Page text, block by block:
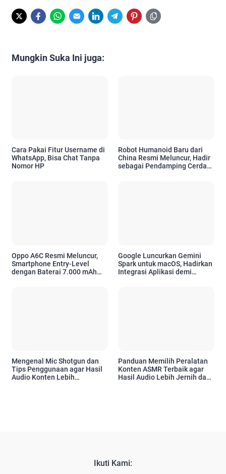
Mungkin Suka Ini juga:
Cara Pakai Fitur Username di
WhatsApp, Bisa Chat Tanpa
Nomor HP
Robot Humanoid Baru dari
China Resmi Meluncur, Hadir
sebagai Pendamping Cerdas
Oppo A6C Resmi Meluncur,
Smartphone Entry-Level
dengan Baterai 7.000 mAh
Google Luncurkan Gemini
Spark untuk macOS, Hadirkan
Integrasi Aplikasi demi
Mengenal Mic Shotgun dan
Tips Penggunaan agar Hasil
Audio Konten Lebih
Panduan Memilih Peralatan
Konten ASMR Terbaik agar
Hasil Audio Lebih Jernih dan
Ikuti Kami: